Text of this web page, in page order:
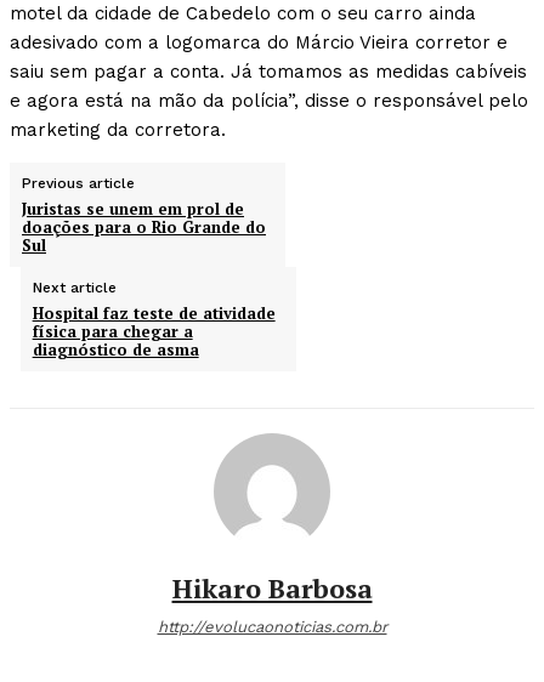
motel da cidade de Cabedelo com o seu carro ainda
adesivado com a logomarca do Márcio Vieira corretor e
saiu sem pagar a conta. Já tomamos as medidas cabíveis
e agora está na mão da polícia”, disse o responsável pelo
marketing da corretora.
Previous article
Juristas se unem em prol de
doações para o Rio Grande do
Sul
Next article
Hospital faz teste de atividade
física para chegar a
diagnóstico de asma
Hikaro Barbosa
http://evolucaonoticias.com.br